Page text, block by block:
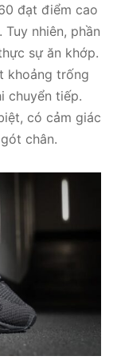
đạt điểm cao
nhiên, phần
sự ăn khớp.
khoảng trống
chuyển tiếp.
có cảm giác
chân.